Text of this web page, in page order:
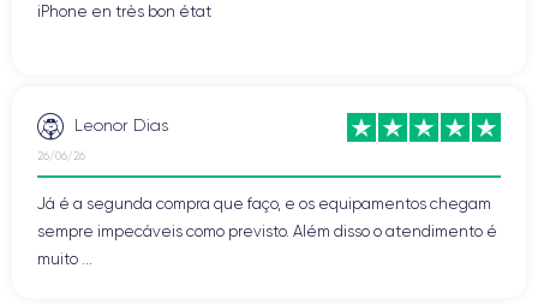
iPhone en très bon état
Leonor Dias
26/06/26
Já é a segunda compra que faço, e os equipamentos chegam
sempre impecáveis como previsto. Além disso o atendimento é
muito ...